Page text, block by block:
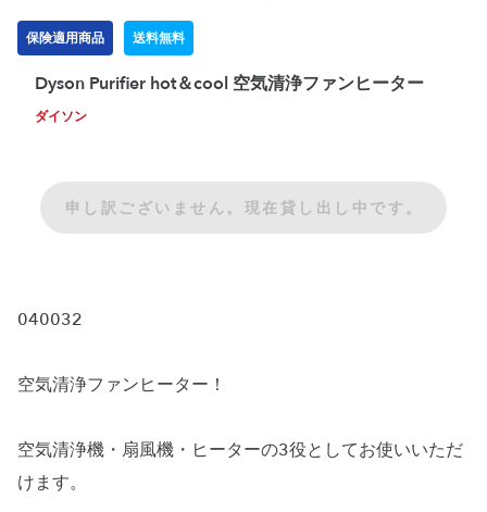
保険適用商品 送料無料
Dyson Purifier hot＆cool 空気清浄ファンヒーター
ダイソン
申し訳ございません。現在貸し出し中です。
040032
空気清浄ファンヒーター！
空気清浄機・扇風機・ヒーターの3役としてお使いいただ
けます。